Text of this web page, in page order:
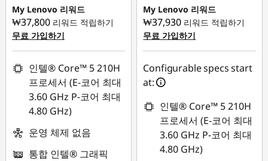
₩451,043
My Lenovo 리워드
₩37,800 리워드 적립하기
무료 가입하기
인텔® Core™ 5 210H
프로세서 (E-코어 최대
3.60 GHz P-코어 최대
4.80 GHz)
운영 체제 없음
통합 인텔® 그래픽
₩972,084
My Lenovo 리워드
₩37,930 리워드 적립하기
무료 가입하기
Configurable specs start
at:
인텔® Core™ 5 210H
프로세서 (E-코어 최대
3.60 GHz P-코어 최대
4.80 GHz)